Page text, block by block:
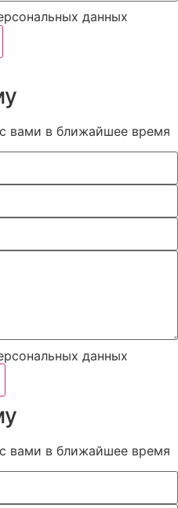
данных
вами в ближайшее время
данных
вами в ближайшее время